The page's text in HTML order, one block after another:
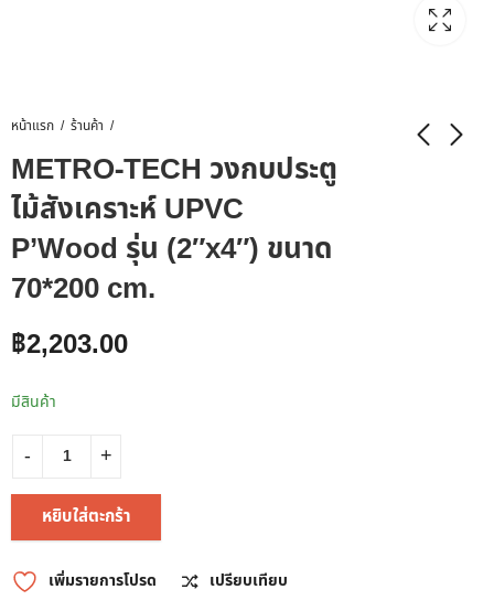
หน้าแรก ร้านค้า
METRO-TECH วงกบประตู
ไม้สังเคราะห์ UPVC
P’Wood รุ่น (2″x4″) ขนาด
70*200 cm.
฿2,203.00
มีสินค้า
หยิบใส่ตะกร้า
เพิ่มรายการโปรด
เปรียบเทียบ